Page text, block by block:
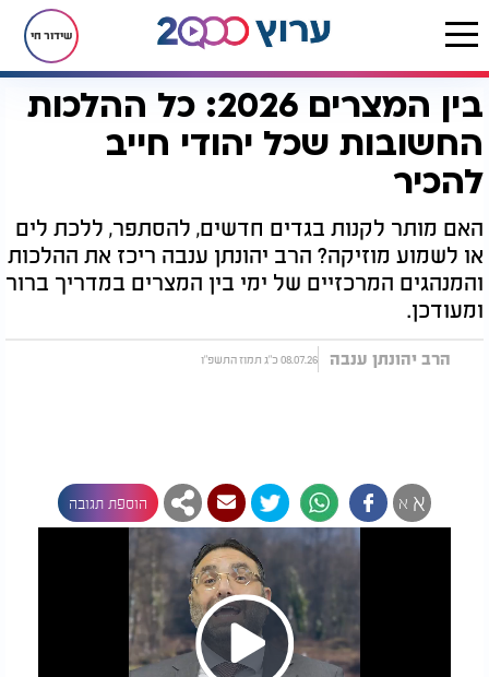
שידור חי
דף הבית יהדות חגים ומועדים בין המצרים
בין המצרים 2026: כל ההלכות
החשובות שכל יהודי חייב
להכיר
האם מותר לקנות בגדים חדשים, להסתפר, ללכת לים
או לשמוע מוזיקה? הרב יהונתן ענבה ריכז את ההלכות
והמנהגים המרכזיים של ימי בין המצרים במדריך ברור
ומעודכן.
הרב יהונתן ענבה 08.07.26 כ"ג תמוז התשפ"ו
א א הוספת תגובה